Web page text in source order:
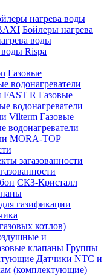
нагрева воды
Бойлеры нагрева
воды
Rispa
Газовые
водонагреватели
FAST R Газовые
водонагреватели
Vilterm Газовые
водонагреватели
MORA-TOP
загазованности
СКЗ-Кристалл
газификации
котлов)
и
клапаны Группы
Датчики NTC и
(комплектующие)